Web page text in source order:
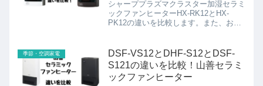
シャーププラズマクラスター加湿セラミ
ックファンヒーターHX-RK12とHX-
PK12の違いを比較します。また、お手
違いは３つ 発売年の違い(HX-RK12は
2...
季節・空調家電
DSF-VS12とDHF-S12とDSF-
S121の違いを比較！山善セラミ
ックファンヒーター